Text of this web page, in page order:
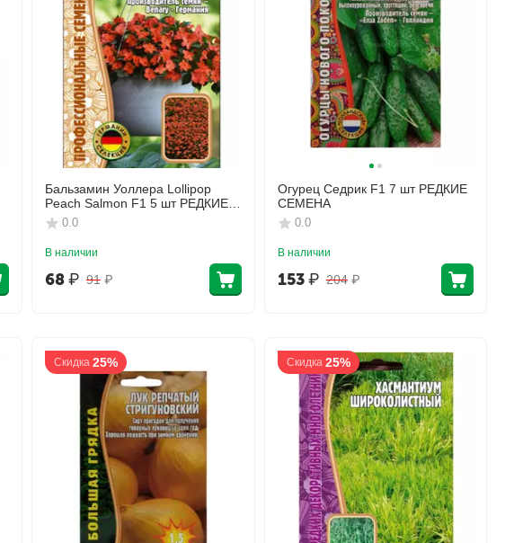
Бальзамин Уоллера Lollipop
Peach Salmon F1 5 шт РЕДКИЕ
СЕМЕНА
0.0
В наличии
91 ₽
68₽
Огурец Седрик F1 7 шт РЕДКИЕ
СЕМЕНА
0.0
В наличии
204 ₽
153 ₽
Скидка 25% Скидка 25%